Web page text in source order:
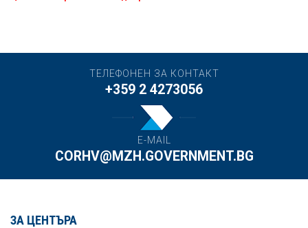
ТЕЛЕФОНЕН ЗА КОНТАКТ
+359 2 4273056
E-MAIL
CORHV@MZH.GOVERNMENT.BG
ЗА ЦЕНТЪРА